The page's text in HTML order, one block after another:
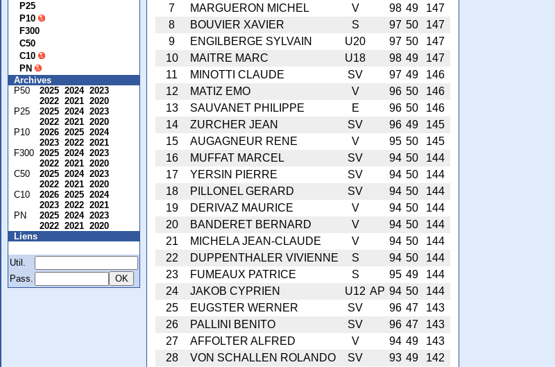
P25
P10
F300
C50
C10
PN
Archives
P50
2025 2024 2023
2022 2021 2020
P25
2025 2024 2023
2022 2021 2020
P10
2026 2025 2024
2023 2022 2021
F300 2025 2024 2023
2022 2021 2020
C50
2025 2024 2023
2022 2021 2020
C10
2026 2025 2024
2023 2022 2021
PN
2025 2024 2023
2022 2021 2020
Liens
Util.
Pass.
7
MARGUERON MICHEL V 98 49
147
8
BOUVIER XAVIER S 97 50
147
9
ENGILBERGE SYLVAIN U20 97 50
147
10
MAITRE MARC U18 98 49
147
11
MINOTTI CLAUDE SV 97 49
146
12
MATIZ EMO V 96 50
146
13
SAUVANET PHILIPPE E 96 50
146
14
ZURCHER JEAN SV 96 49
145
15
AUGAGNEUR RENE V 95 50
145
16
MUFFAT MARCEL SV 94 50
144
17
YERSIN PIERRE SV 94 50
144
18
PILLONEL GERARD SV 94 50
144
19
DERIVAZ MAURICE V 94 50
144
20
BANDERET BERNARD V 94 50
144
21
MICHELA JEAN-CLAUDE V 94 50
144
22
DUPPENTHALER VIVIENNE S 94 50
144
23
FUMEAUX PATRICE S 95 49
144
24
JAKOB CYPRIEN U12 AP 94 50
144
25
EUGSTER WERNER SV 96 47
143
26
PALLINI BENITO SV 96 47
143
27
AFFOLTER ALFRED V 94 49
143
28
VON SCHALLEN ROLANDO SV 93 49
142